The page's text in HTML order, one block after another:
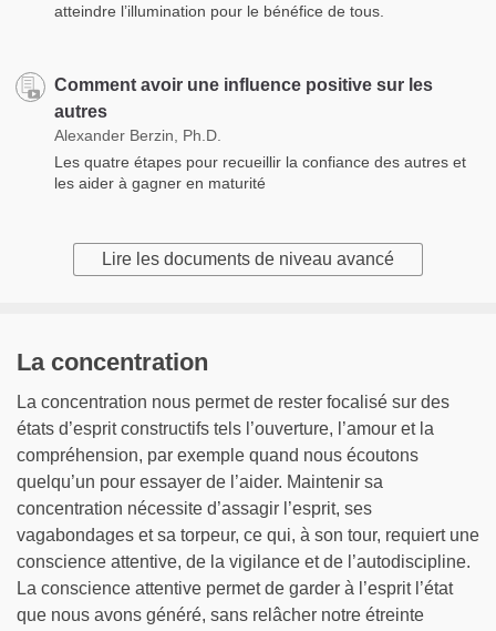
atteindre l’illumination pour le bénéfice de tous.
Comment avoir une influence positive sur les
autres
Alexander Berzin, Ph.D.
Les quatre étapes pour recueillir la confiance des autres et
les aider à gagner en maturité
Lire les documents de niveau avancé
La concentration
La concentration nous permet de rester focalisé sur des
états d’esprit constructifs tels l’ouverture, l’amour et la
compréhension, par exemple quand nous écoutons
quelqu’un pour essayer de l’aider. Maintenir sa
concentration nécessite d’assagir l’esprit, ses
vagabondages et sa torpeur, ce qui, à son tour, requiert une
conscience attentive, de la vigilance et de l’autodiscipline.
La conscience attentive permet de garder à l’esprit l’état
que nous avons généré, sans relâcher notre étreinte